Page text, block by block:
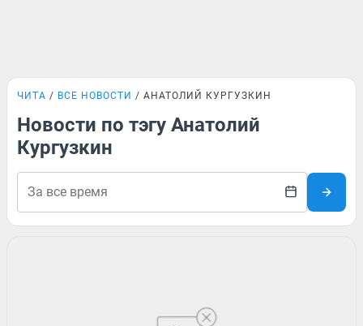
ЧИТА ВСЕ НОВОСТИ АНАТОЛИЙ КУРГУЗКИН
Новости по тэгу Анатолий
Кургузкин